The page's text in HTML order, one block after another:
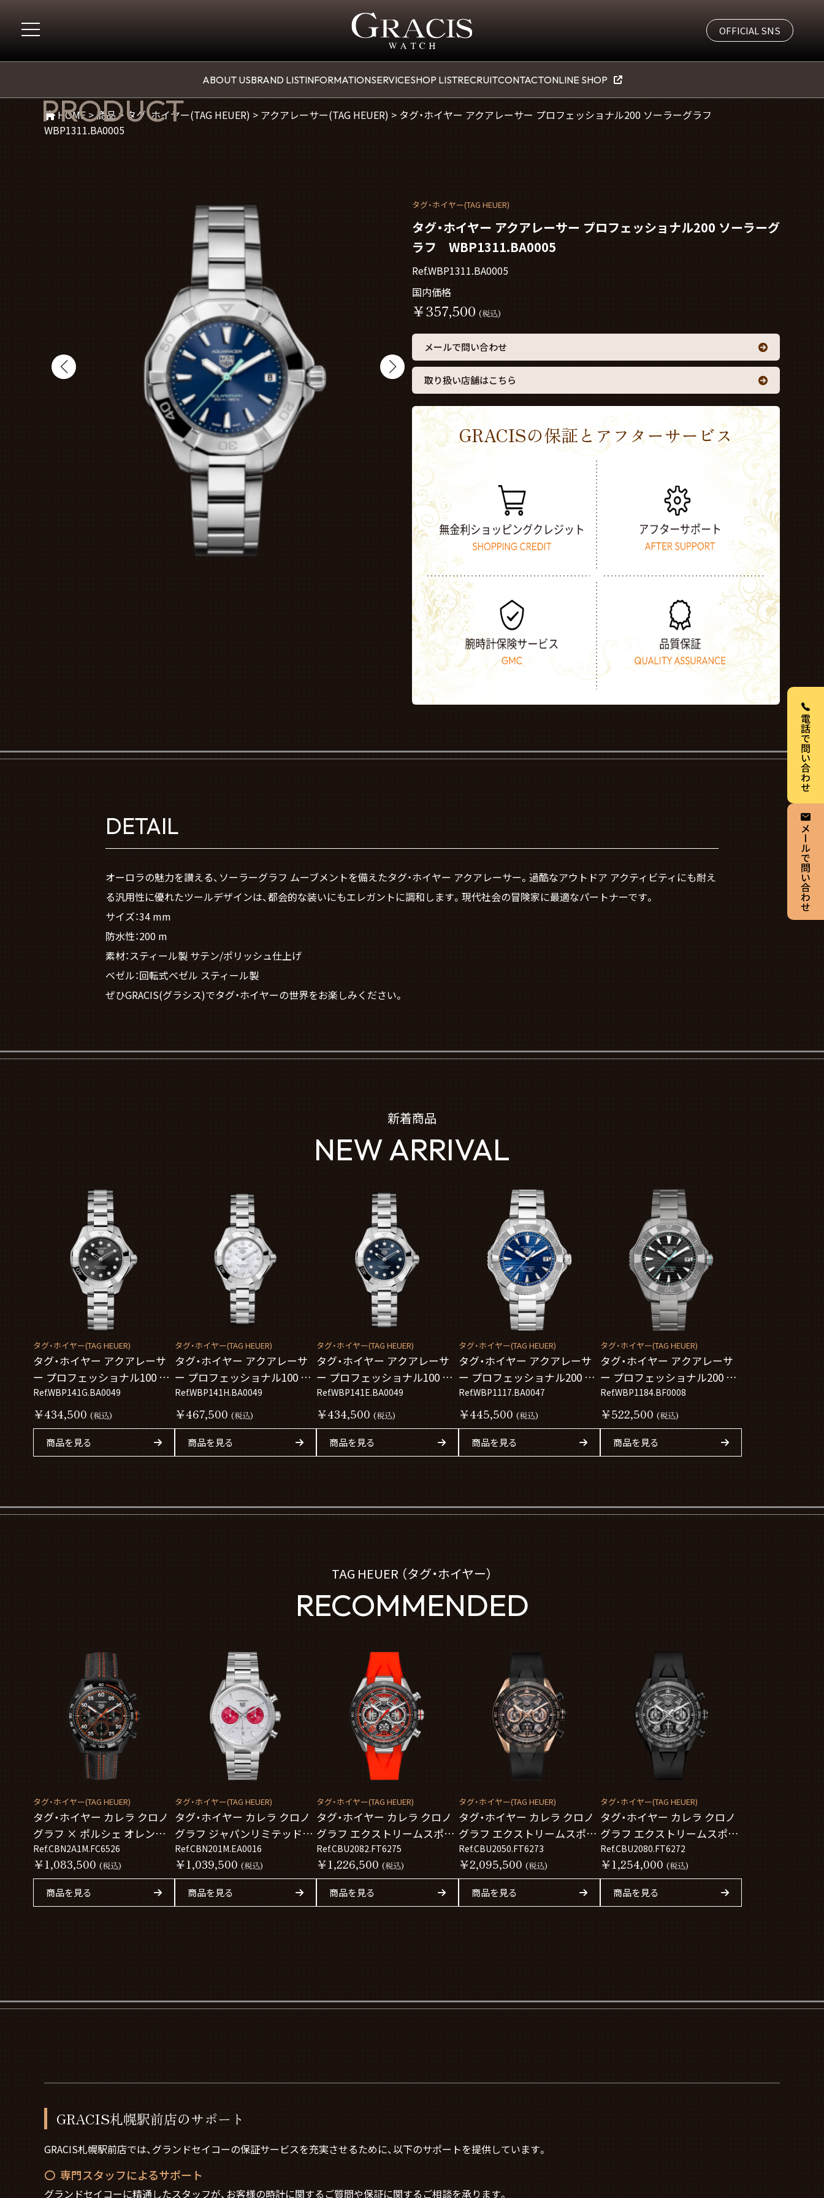
OFFICIAL SNS
ABOUT USBRAND LISTINFORMATIONSERVICESHOP LISTRECRUITCONTACTONLINE SHOP
PRODUCT
HOME>商品> タグ・ホイヤー(TAG HEUER) > アクアレーサー(TAG HEUER) > タグ・ホイヤー アクアレーサー プロフェッショナル200 ソーラーグラフ
WBP1311.BA0005
タグ・ホイヤー(TAG HEUER)
タグ・ホイヤー アクアレーサー プロフェッショナル200 ソーラーグ
ラフ WBP1311.BA0005
Ref.WBP1311.BA0005
国内価格
￥357,500 (税込)
メールで問い合わせ
取り扱い店舗はこちら
GRACISの保証とアフターサービス
DETAIL
オーロラの魅力を讃える、ソーラーグラフ ムーブメントを備えたタグ・ホイヤー アクアレーサー。過酷なアウトドア アクティビティにも耐え
る汎用性に優れたツールデザインは、都会的な装いにもエレガントに調和します。現代社会の冒険家に最適なパートナーです。
サイズ：34 mm
防水性：200 m
素材：スティール製 サテン/ポリッシュ仕上げ
ベゼル：回転式ベゼル スティール製
ぜひGRACIS(グラシス)でタグ・ホイヤーの世界をお楽しみください。
新着商品
NEW ARRIVAL
タグ・ホイヤー(TAG HEUER)
タグ・ホイヤー アクアレーサ
ー プロフェッショナル100 ソ
ーラーグラフ
WBP141G.BA0049
Ref.WBP141G.BA0049
￥434,500 (税込)
商品を見る
タグ・ホイヤー(TAG HEUER)
タグ・ホイヤー アクアレーサ
ー プロフェッショナル100 ソ
ーラーグラフ
WBP141H.BA0049
Ref.WBP141H.BA0049
￥467,500 (税込)
商品を見る
タグ・ホイヤー(TAG HEUER)
タグ・ホイヤー アクアレーサ
ー プロフェッショナル100 ソ
ーラーグラフ
WBP141E.BA0049
Ref.WBP141E.BA0049
￥434,500 (税込)
商品を見る
タグ・ホイヤー(TAG HEUER)
タグ・ホイヤー アクアレーサ
ー プロフェッショナル200 ソ
ーラーグラフ
WBP1117.BA0047
Ref.WBP1117.BA0047
￥445,500 (税込)
商品を見る
タグ・ホイヤー(TAG HEUER)
タグ・ホイヤー アクアレーサ
ー プロフェッショナル200 ソ
ーラーグラフ
WBP1184.BF0008
Ref.WBP1184.BF0008
￥522,500 (税込)
商品を見る
TAG HEUER （タグ・ホイヤー）
RECOMMENDED
タグ・ホイヤー(TAG HEUER)
タグ・ホイヤー カレラ クロノ
グラフ × ポルシェ オレンジ
レーシング CBN2A1M.FC6526
Ref.CBN2A1M.FC6526
￥1,083,500 (税込)
商品を見る
タグ・ホイヤー(TAG HEUER)
タグ・ホイヤー カレラ クロノ
グラフ ジャパンリミテッドエ
ディション CBN201M.EA0016
Ref.CBN201M.EA0016
￥1,039,500 (税込)
商品を見る
タグ・ホイヤー(TAG HEUER)
タグ・ホイヤー カレラ クロノ
グラフ エクストリームスポー
ツ CBU2082.FT6275
Ref.CBU2082.FT6275
￥1,226,500 (税込)
商品を見る
タグ・ホイヤー(TAG HEUER)
タグ・ホイヤー カレラ クロノ
グラフ エクストリームスポー
ツ CBU2050.FT6273
Ref.CBU2050.FT6273
￥2,095,500 (税込)
商品を見る
タグ・ホイヤー(TAG HEUER)
タグ・ホイヤー カレラ クロノ
グラフ エクストリームスポー
ツ CBU2080.FT6272
Ref.CBU2080.FT6272
￥1,254,000 (税込)
商品を見る
GRACIS札幌駅前店のサポート
GRACIS札幌駅前店では、グランドセイコーの保証サービスを充実させるために、以下のサポートを提供しています。
専門スタッフによるサポート
グランドセイコーに精通したスタッフが、お客様の時計に関するご質問や保証に関するご相談を承ります。